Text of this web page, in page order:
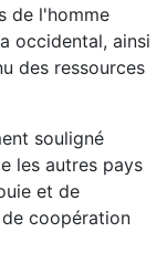
de l'homme
occidental, ainsi
des ressources
souligné
les autres pays
et de
coopération